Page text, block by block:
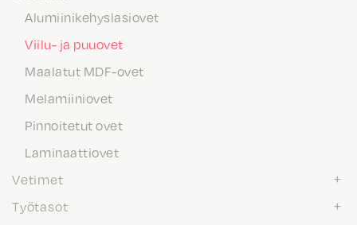
Alumiinikehyslasiovet
Viilu- ja puuovet
Maalatut MDF-ovet
Melamiiniovet
Pinnoitetut ovet
Laminaattiovet
Vetimet
Työtasot